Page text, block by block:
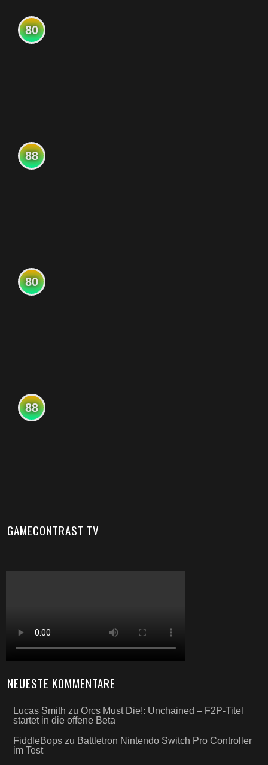
80
88
80
88
GAMECONTRAST TV
NEUESTE KOMMENTARE
Lucas Smith zu Orcs Must Die!: Unchained – F2P-Titel
startet in die offene Beta
FiddleBops zu Battletron Nintendo Switch Pro Controller
im Test